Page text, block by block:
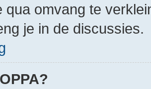
qua omvang te
je in de discussies.